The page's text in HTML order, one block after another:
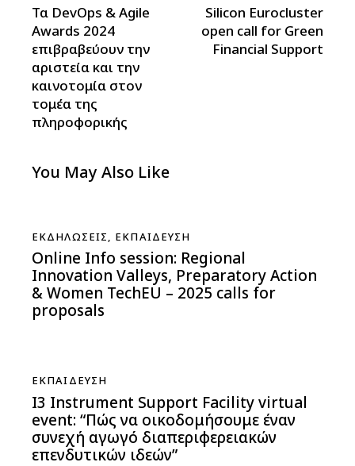
Τα DevOps & Agile
Awards 2024
επιβραβεύουν την
αριστεία και την
καινοτομία στον
τομέα της
πληροφορικής
Silicon Eurocluster
open call for Green
Financial Support
You May Also Like
ΕΚΔΗΛΏΣΕΙΣ, ΕΚΠΑΊΔΕΥΣΗ
Online Info session: Regional
Innovation Valleys, Preparatory Action
& Women TechEU – 2025 calls for
proposals
ΕΚΠΑΊΔΕΥΣΗ
I3 Instrument Support Facility virtual
event: “Πώς να οικοδομήσουμε έναν
συνεχή αγωγό διαπεριφερειακών
επενδυτικών ιδεών”